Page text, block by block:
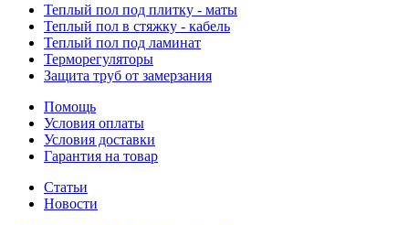
Теплый пол под плитку - маты
Теплый пол в стяжку - кабель
Теплый пол под ламинат
Терморегуляторы
Защита труб от замерзания
Помощь
Условия оплаты
Условия доставки
Гарантия на товар
Статьи
Новости